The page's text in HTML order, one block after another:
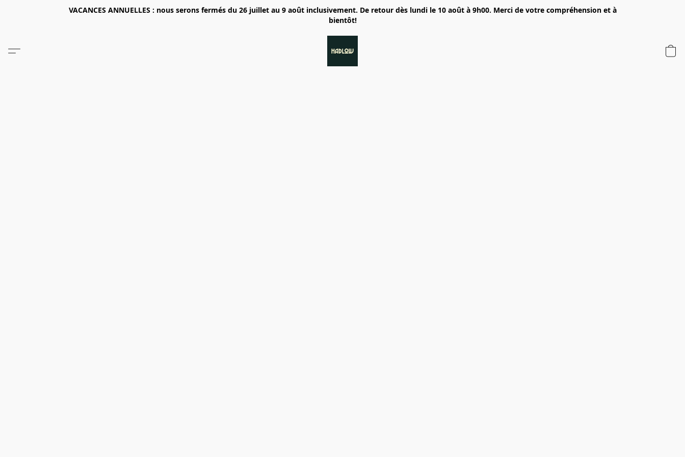
VACANCES ANNUELLES : nous serons fermés du 26 juillet au 9 août inclusivement. De retour dès lundi le 10 août à 9h00. Merci de votre compréhension et à
bientôt!